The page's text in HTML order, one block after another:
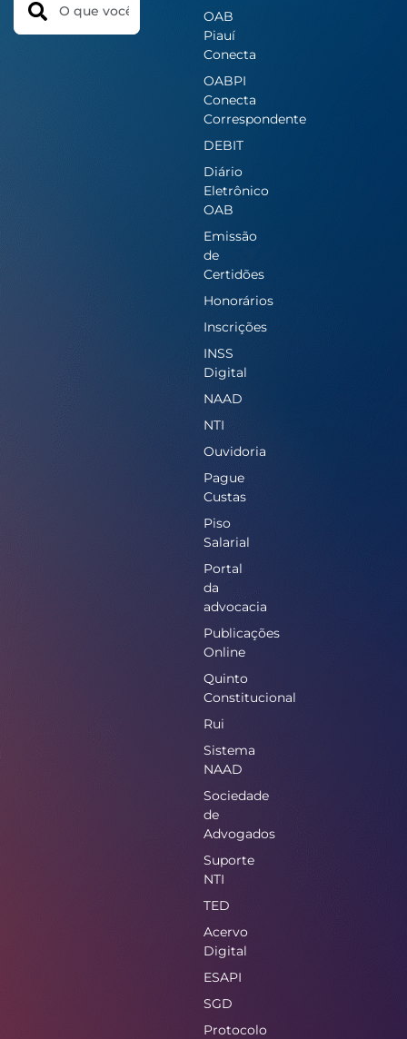
OAB
Piauí
Conecta
OABPI
Conecta
Correspondente
DEBIT
Diário
Eletrônico
OAB
Emissão
de
Certidões
Honorários
Inscrições
INSS
Digital
NAAD
NTI
Ouvidoria
Pague
Custas
Piso
Salarial
Portal
da
advocacia
Publicações
Online
Quinto
Constitucional
Rui
Sistema
NAAD
Sociedade
de
Advogados
Suporte
NTI
TED
Acervo
Digital
ESAPI
SGD
Protocolo